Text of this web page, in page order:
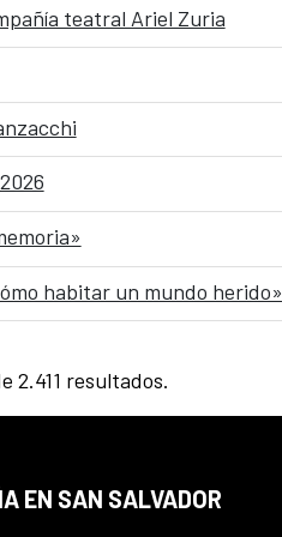
teatral Ariel Zuria
habitar un mundo herido»
2.411 resultados.
EN SAN SALVADOR